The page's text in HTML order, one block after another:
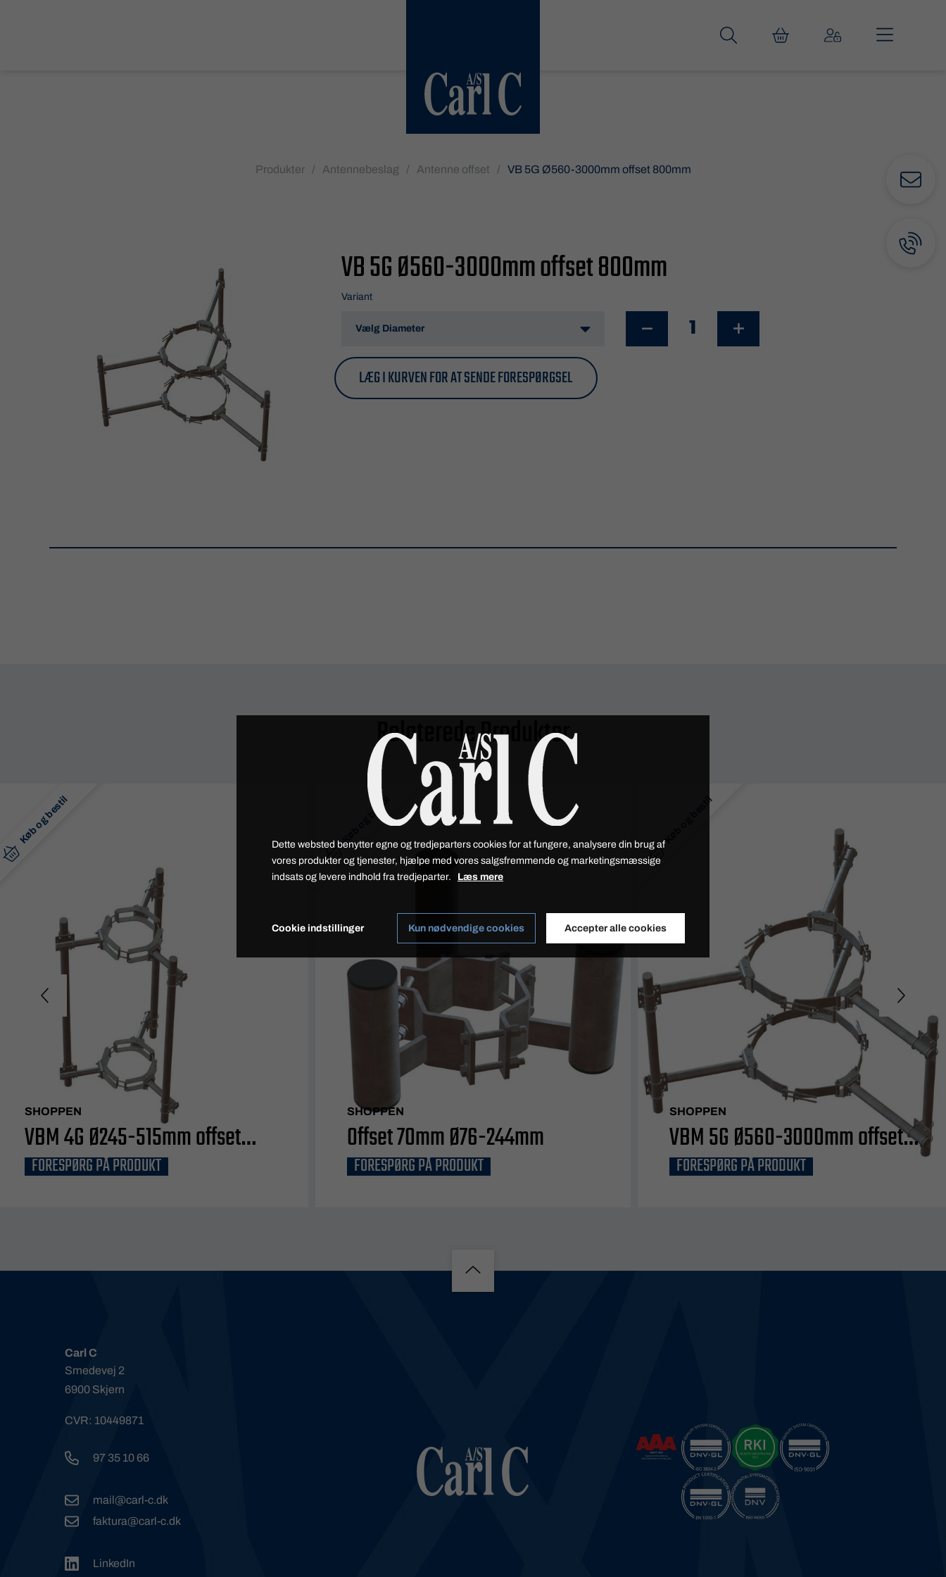
Produkter / Antennebeslag / Antenne offset / VB 5G Ø560-3000mm offset 800mm
VB 5G Ø560-3000mm offset 800mm
Variant
LÆG I KURVEN FOR AT SENDE FORESPØRGSEL
Relaterede Produkter
Køb og bestil
SHOPPEN
VBM 4G Ø245-515mm offset
400mm
FORESPØRG PÅ PRODUKT
Køb og bestil
SHOPPEN
Offset 70mm Ø76-244mm
FORESPØRG PÅ PRODUKT
Køb og bestil
SHOPPEN
VBM 5G Ø560-3000mm offset
800mm
FORESPØRG PÅ PRODUKT
Carl C
Smedevej 2
6900 Skjern
CVR: 10449871
97 35 10 66
mail@carl-c.dk
faktura@carl-c.dk
LinkedIn
Dette websted benytter egne og tredjeparters cookies for at fungere, analysere din brug af
vores produkter og tjenester, hjælpe med vores salgsfremmende og marketingsmæssige
indsats og levere indhold fra tredjeparter. Læs mere
Cookie indstillinger Kun nødvendige cookies Accepter alle cookies